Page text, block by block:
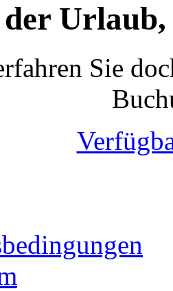
Urlaub,
Sie